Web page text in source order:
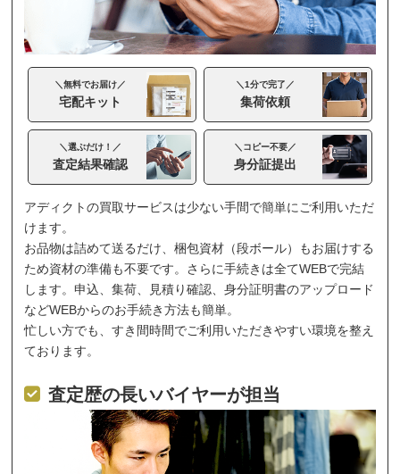
＼無料でお届け／
宅配キット
＼1分で完了／
集荷依頼
＼選ぶだけ！／
査定結果確認
＼コピー不要／
身分証提出
アディクトの買取サービスは少ない手間で簡単にご利用いただ
けます。
お品物は詰めて送るだけ、梱包資材（段ボール）もお届けする
ため資材の準備も不要です。さらに手続きは全てWEBで完結
します。申込、集荷、見積り確認、身分証明書のアップロード
などWEBからのお手続き方法も簡単。
忙しい方でも、すき間時間でご利用いただきやすい環境を整え
ております。
査定歴の長いバイヤーが担当